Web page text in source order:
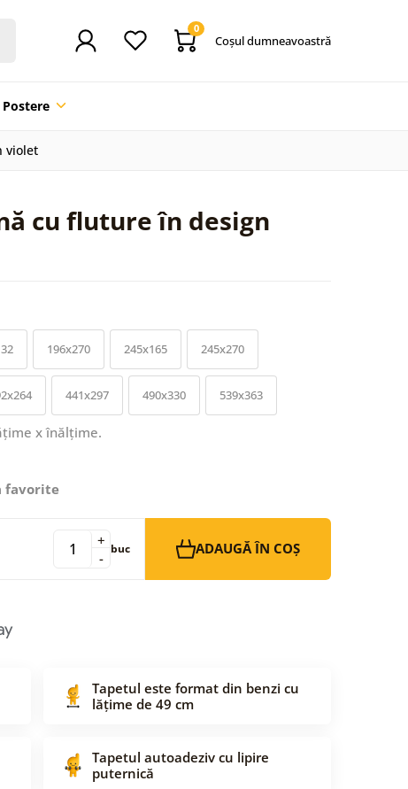
0
Coşul dumneavoastră
Postere
violet
cu fluture în design
196x270 245x165 245x270
441x297 490x330 539x363
x înălțime.
favorite
-
+ buc ADAUGĂ ÎN COȘ
Tapetul este format din benzi cu
lățime de 49 cm
Tapetul autoadeziv cu lipire
puternică